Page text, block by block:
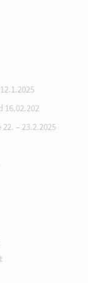
16.02.202
– 23.2.2025